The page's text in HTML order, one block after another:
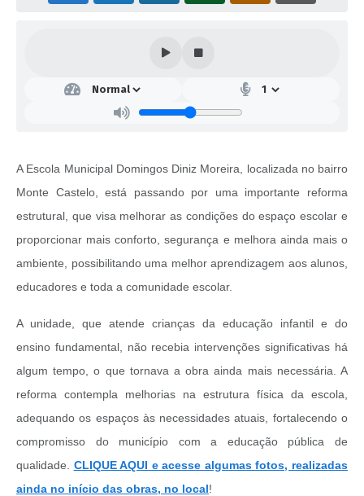
A Escola Municipal Domingos Diniz Moreira, localizada no bairro
Monte Castelo, está passando por uma importante reforma
estrutural, que visa melhorar as condições do espaço escolar e
proporcionar mais conforto, segurança e melhora ainda mais o
ambiente, possibilitando uma melhor aprendizagem aos alunos,
educadores e toda a comunidade escolar.
A unidade, que atende crianças da educação infantil e do
ensino fundamental, não recebia intervenções significativas há
algum tempo, o que tornava a obra ainda mais necessária. A
reforma contempla melhorias na estrutura física da escola,
adequando os espaços às necessidades atuais, fortalecendo o
compromisso do município com a educação pública de
qualidade. CLIQUE AQUI e acesse algumas fotos, realizadas
ainda no início das obras, no local!